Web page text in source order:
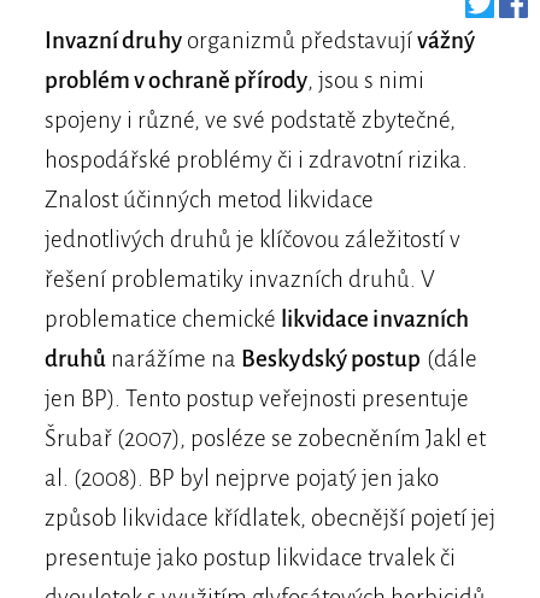
Invazní druhyorganizmů představujívážný
problém v ochraně přírody, jsou s nimi
spojeny i různé, ve své podstatě zbytečné,
hospodářské problémy či i zdravotní rizika.
Znalost účinných metod likvidace
jednotlivých druhů je klíčovou záležitostí v
řešení problematiky invazních druhů. V
problematice chemické likvidace invazních
druhů narážíme na Beskydský postup (dále
jen BP). Tento postup veřejnosti presentuje
Šrubař (2007), posléze se zobecněním Jakl et
al. (2008). BP byl nejprve pojatý jen jako
způsob likvidace křídlatek, obecnější pojetí jej
presentuje jako postup likvidace trvalek či